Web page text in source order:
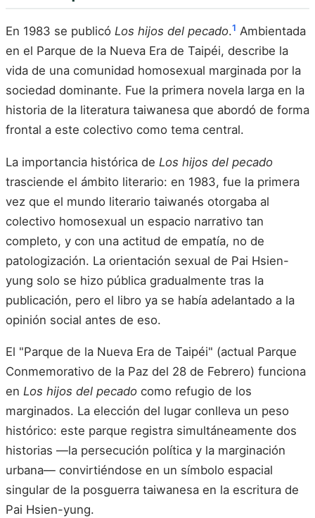
En 1983 se publicó Los hijos del pecado.1 Ambientada
en el Parque de la Nueva Era de Taipéi, describe la
vida de una comunidad homosexual marginada por la
sociedad dominante. Fue la primera novela larga en la
historia de la literatura taiwanesa que abordó de forma
frontal a este colectivo como tema central.
La importancia histórica de Los hijos del pecado
trasciende el ámbito literario: en 1983, fue la primera
vez que el mundo literario taiwanés otorgaba al
colectivo homosexual un espacio narrativo tan
completo, y con una actitud de empatía, no de
patologización. La orientación sexual de Pai Hsien-
yung solo se hizo pública gradualmente tras la
publicación, pero el libro ya se había adelantado a la
opinión social antes de eso.
El "Parque de la Nueva Era de Taipéi" (actual Parque
Conmemorativo de la Paz del 28 de Febrero) funciona
en Los hijos del pecado como refugio de los
marginados. La elección del lugar conlleva un peso
histórico: este parque registra simultáneamente dos
historias —la persecución política y la marginación
urbana— convirtiéndose en un símbolo espacial
singular de la posguerra taiwanesa en la escritura de
Pai Hsien-yung.